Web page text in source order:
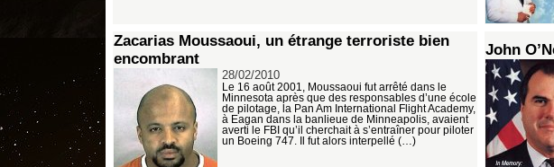
Zacarias Moussaoui, un étrange terroriste bien
encombrant
28/02/2010
Le 16 août 2001, Moussaoui fut arrêté dans le
Minnesota après que des responsables d’une école
de pilotage, la Pan Am International Flight Academy,
à Eagan dans la banlieue de Minneapolis, avaient
averti le FBI qu’il cherchait à s’entraîner pour piloter
un Boeing 747. Il fut alors interpellé (…)
John